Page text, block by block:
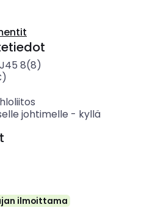
8(8)
johtimelle - kyllä
ilmoittama